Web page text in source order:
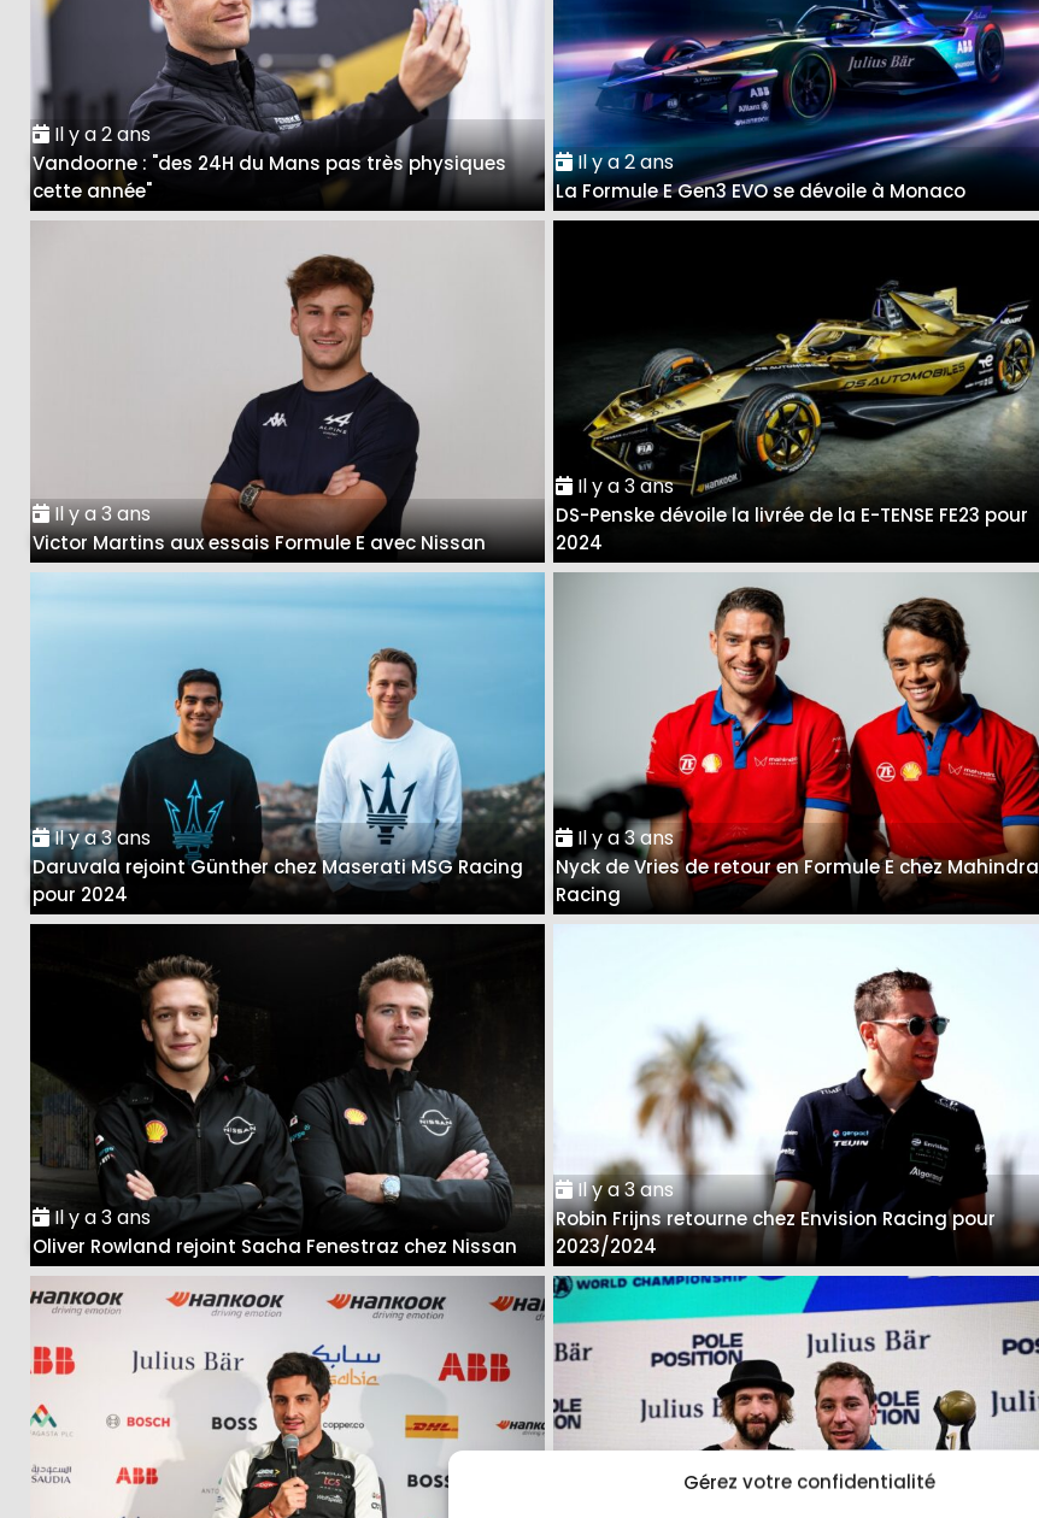
Gérez votre confidentialité
Il y a 2 ans
Vandoorne : "des 24H du Mans pas très physiques
cette année"
Il y a 2 ans
La Formule E Gen3 EVO se dévoile à Monaco
Il y a 3 ans
Victor Martins aux essais Formule E avec Nissan
Il y a 3 ans
DS-Penske dévoile la livrée de la E-TENSE FE23 pour
2024
Il y a 3 ans
Daruvala rejoint Günther chez Maserati MSG Racing
pour 2024
Il y a 3 ans
Nyck de Vries de retour en Formule E chez Mahindra
Racing
Il y a 3 ans
Oliver Rowland rejoint Sacha Fenestraz chez Nissan
Il y a 3 ans
Robin Frijns retourne chez Envision Racing pour
2023/2024